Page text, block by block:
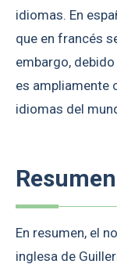
idiomas. En
que en francés
embargo,
es ampliamente
idiomas del
En resumen, el
inglesa de